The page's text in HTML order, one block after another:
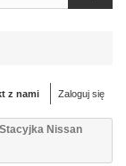
Zaloguj się
z nami
Stacyjka Nissan